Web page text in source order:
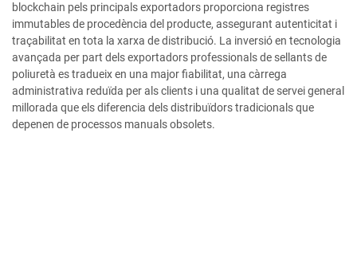
blockchain pels principals exportadors proporciona registres
immutables de procedència del producte, assegurant autenticitat i
traçabilitat en tota la xarxa de distribució. La inversió en tecnologia
avançada per part dels exportadors professionals de sellants de
poliuretà es tradueix en una major fiabilitat, una càrrega
administrativa reduïda per als clients i una qualitat de servei general
millorada que els diferencia dels distribuïdors tradicionals que
depenen de processos manuals obsolets.